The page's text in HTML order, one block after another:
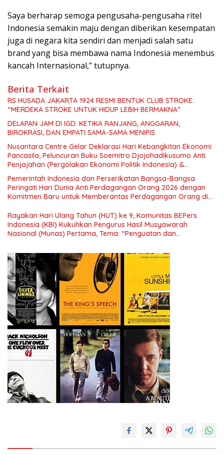
Saya berharap semoga pengusaha-pengusaha ritel
Indonesia semakin maju dengan diberikan kesempatan
juga di negara kita sendiri dan menjadi salah satu
brand yang bisa membawa nama Indonesia menembus
kancah Internasional,” tutupnya.
Berita Terkait
RS HUSADA JAKARTA 1924 RESMI BENTUK CLUB STROKE:
“MERDEKA STROKE UNTUK HIDUP LEBIH BERMAKNA”
DELAPAN JAM DI IGD: KETIKA RANJANG, ANGGARAN,
BIROKRASI, DAN EMPATI SAMA-SAMA MENIPIS
Nusantara Centre Gelar Deklarasi Hari Kebangkitan Ekonomi
Pancasila, Peluncuran Buku Soemitro Djojohadikusumo Anti
Penjajahan (Pergolakan Ekonomi Politik Indonesia) &
Simposium Nasional “Urgensi Undang-Undang Perekonomian
Nasional dan Kesejahteraan Sosial dalam Menata Bangsa
Menuju Indonesia Emas 2045”,
Pemerintah Indonesia dan Perserikatan Bangsa-Bangsa
Peringati Hari Dunia Anti Perdagangan Orang 2026 dengan
Komitmen Baru untuk Memberantas Perdagangan Orang di
Rayakan Hari Ulang Tahun (HUT) ke 9, Komunitas BEPers
Indonesia (KBI) Kukuhkan Pengurus Hasil Musyawarah
Nasional (Munas) Pertama, Tema: “Penguatan dan
Indonesia dan Mancanegara”.